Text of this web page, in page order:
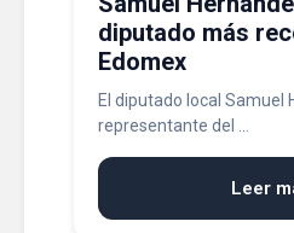
diputado más
Edomex
El diputado local Samuel
representante del ...
Leer